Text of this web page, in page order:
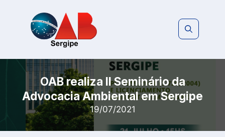
OAB realiza II Seminário da
Advocacia Ambiental em Sergipe
19/07/2021